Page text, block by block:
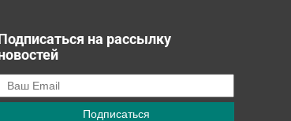
на рассылку